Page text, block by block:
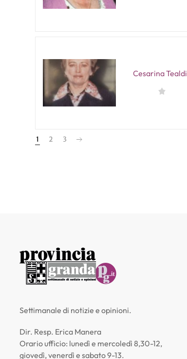
Cesarina Tealdi
1 2 3
Settimanale di notizie e opinioni.
Dir. Resp. Erica Manera
Orario ufficio: lunedì e mercoledì 8,30-12,
giovedì, venerdì e sabato 9-13.